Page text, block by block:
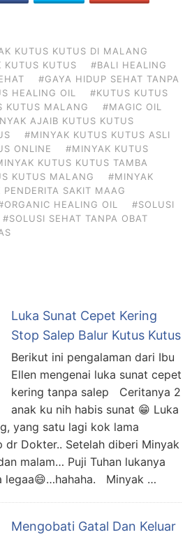
KUTUS KUTUS DI MALANG
KUTUS KUTUS
#BALI HEALING
#GAYA HIDUP SEHAT TANPA
HEALING OIL
#KUTUS KUTUS
KUTUS MALANG
#MAGIC OIL
AJAIB KUTUS KUTUS
#MINYAK KUTUS KUTUS ASLI
ONLINE
#MINYAK KUTUS
KUTUS KUTUS TAMBA
KUTUS MALANG
#MINYAK
SAKIT MAAG
HEALING OIL
#SOLUSI
#SOLUSI SEHAT TANPA OBAT
Luka Sunat Cepet Kering
Stop Salep Balur Kutus Kutus
Berikut ini pengalaman dari Ibu
Ellen mengenai luka sunat cepet
kering tanpa salep Ceritanya 2
anak ku nih habis sunat 😁 Luka
yang satu lagi kok lama
dr Dokter.. Setelah diberi Minyak
malam… Puji Tuhan lukanya
legaa😄…hahaha. Minyak …
Mengobati Gatal Dan Keluar